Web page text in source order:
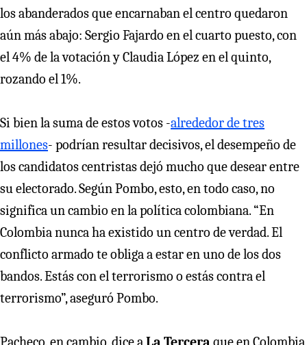
los abanderados que encarnaban el centro quedaron
aún más abajo: Sergio Fajardo en el cuarto puesto, con
el 4% de la votación y Claudia López en el quinto,
rozando el 1%.
Si bien la suma de estos votos -alrededor de tres
millones- podrían resultar decisivos, el desempeño de
los candidatos centristas dejó mucho que desear entre
su electorado. Según Pombo, esto, en todo caso, no
significa un cambio en la política colombiana. “En
Colombia nunca ha existido un centro de verdad. El
conflicto armado te obliga a estar en uno de los dos
bandos. Estás con el terrorismo o estás contra el
terrorismo”, aseguró Pombo.
Pacheco, en cambio, dice a La Tercera que en Colombia